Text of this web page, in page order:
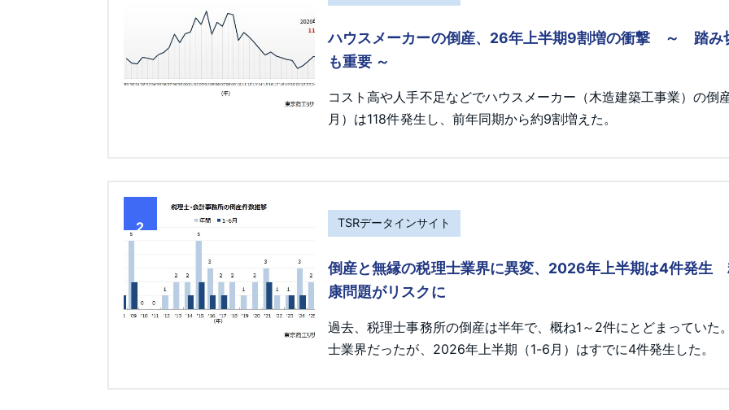
ハウスメーカーの倒産、26年上半期9割増の衝撃 ～ 踏み
も重要 ～
コスト高や人手不足などでハウスメーカー（木造建築工事業）の
月）は118件発生し、前年同期から約9割増えた。
2 TSRデータインサイト
倒産と無縁の税理士業界に異変、2026年上半期は4件発生
康問題がリスクに
過去、税理士事務所の倒産は半年で、概ね1～2件にとどまってい
士業界だったが、2026年上半期（1-6月）はすでに4件発生した。